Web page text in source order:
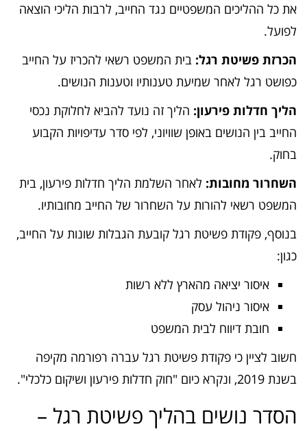
את כל ההליכים המשפטיים נגד החייב, לרבות הליכי הוצאה
לפועל.
הכרזת פשיטת רגל: בית המשפט רשאי להכריז על החייב
כפושט רגל לאחר שמיעת טענותיו וטענות הנושים.
הליך חדלות פירעון: הליך זה נועד להביא לחלוקת נכסי
החייב בין הנושים באופן שוויוני, לפי סדר עדיפויות הקבוע
בחוק.
השחרור מחובות: לאחר השלמת הליך חדלות פירעון, בית
המשפט רשאי להורות על השחרור של החייב מחובותיו.
בנוסף, פקודת פשיטת רגל קובעת הגבלות שונות על החייב,
כגון:
איסור יציאה מהארץ ללא רשות
איסור ניהול עסק
חובת דיווח לבית המשפט
חשוב לציין כי פקודת פשיטת רגל עברה רפורמה מקיפה
בשנת 2019, ונקרא כיום "חוק חדלות פירעון ושיקום כלכלי".
הסדר נושים בהליך פשיטת רגל –